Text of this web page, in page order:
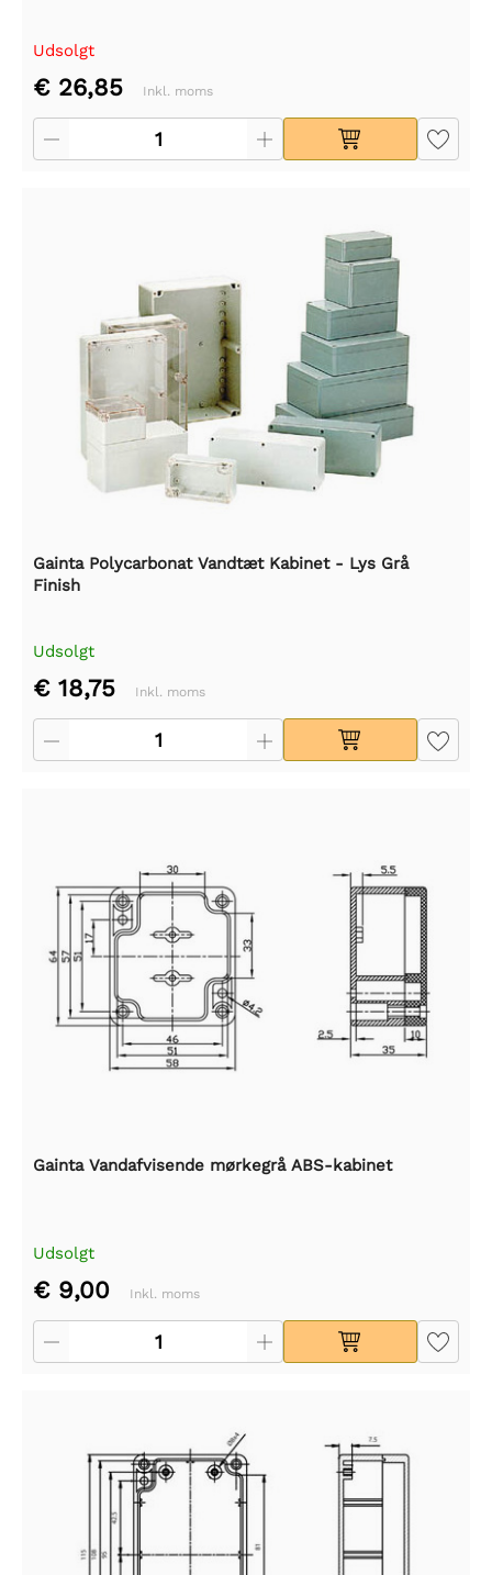
Udsolgt
€ 26,85 Inkl. moms
Gainta Polycarbonat Vandtæt Kabinet - Lys Grå
Finish
Udsolgt
€ 18,75 Inkl. moms
Gainta Vandafvisende mørkegrå ABS-kabinet
Udsolgt
€ 9,00 Inkl. moms